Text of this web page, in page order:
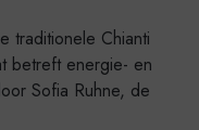
traditionele Chianti
betreft energie- en
Sofia Ruhne, de